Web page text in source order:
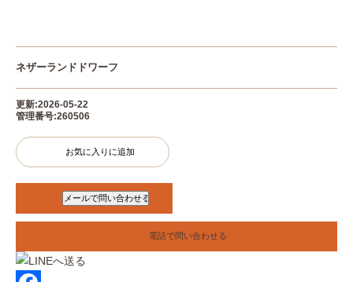
ネザーランドドワーフ
更新:2026-05-22
管理番号:260506
お気に入りに追加
電話で問い合わせる